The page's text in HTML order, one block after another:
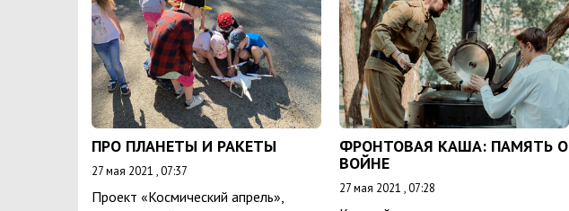
ПРО ПЛАНЕТЫ И РАКЕТЫ
27 мая 2021 , 07:37
Проект «Космический апрель»,
ФРОНТОВАЯ КАША: ПАМЯТЬ О
ВОЙНЕ
27 мая 2021 , 07:28